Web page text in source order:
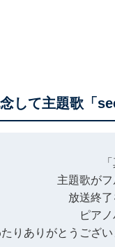
して主題歌「
主題歌がフ
放送終了
ピア
りありがとうござい